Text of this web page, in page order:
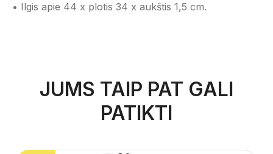
• Ilgis apie 44 x plotis 34 x aukštis 1,5 cm.
JUMS TAIP PAT GALI
PATIKTI